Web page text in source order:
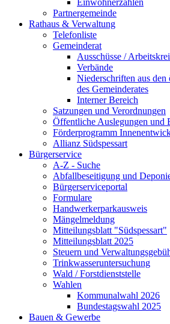
Einwohnerzahlen
Partnergemeinde
Rathaus & Verwaltung
Telefonliste
Gemeinderat
Ausschüsse /
Verbände
Niederschriften aus
des Gemeinderates
Interner Bereich
Satzungen und Verordnungen
Öffentliche Auslegungen und
Förderprogramm
Allianz Südspessart
Bürgerservice
A-Z - Suche
Abfallbeseitigung und
Bürgerserviceportal
Formulare
Handwerkerparkausweis
Mängelmeldung
Mitteilungsblatt "Südspessart"
Mitteilungsblatt 2025
Steuern und
Trinkwasseruntersuchung
Wald / Forstdienststelle
Wahlen
Kommunalwahl 2026
Bundestagswahl 2025
Bauen & Gewerbe